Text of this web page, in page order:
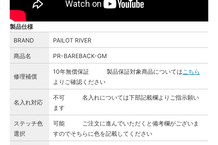
製品仕様
BRAND
PAILOT RIVER
商品名 PR-BAREBACK-GM
修理補償
10年無償保証 製品保証対象商品についてはこちら
よりご確認ください
名入れ対応
不可 名入れについては下部記載欄よりご指示願い
ます
ステッチ色
選択
可能 ご注文に進んでいただくと備考欄がございま
すのでそちらに色を記載してください